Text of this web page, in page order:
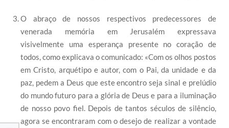
O abraço de nossos respectivos predecessores de
venerada memória em Jerusalém expressava
visivelmente uma esperança presente no coração de
todos, como explicava o comunicado: «Com os olhos postos
em Cristo, arquétipo e autor, com o Pai, da unidade e da
paz, pedem a Deus que este encontro seja sinal e prelúdio
do mundo futuro para a glória de Deus e para a iluminação
de nosso povo fiel. Depois de tantos séculos de silêncio,
agora se encontraram com o desejo de realizar a vontade